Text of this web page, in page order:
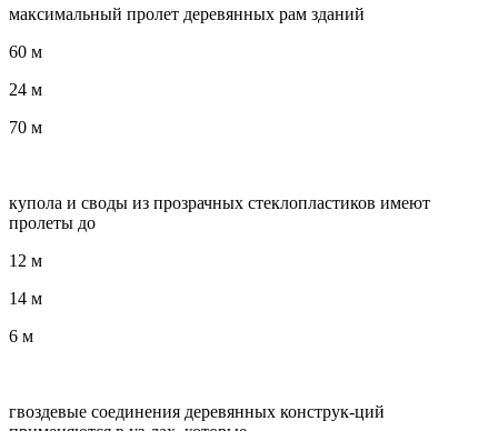
максимальный пролет деревянных рам зданий
60 м
24 м
70 м
купола и своды из прозрачных стеклопластиков имеют
пролеты до
12 м
14 м
6 м
гвоздевые соединения деревянных конструк-ций